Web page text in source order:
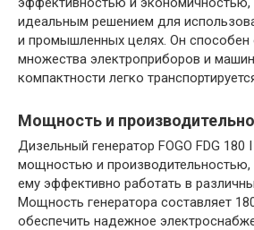
идеальным решением для
и промышленных целях. Он способен
множества электроприборов и
компактности легко
Мощность и
Дизельный генератор FOGO FDG
мощностью и
ему эффективно работать в
Мощность генератора составляет
обеспечить надежное